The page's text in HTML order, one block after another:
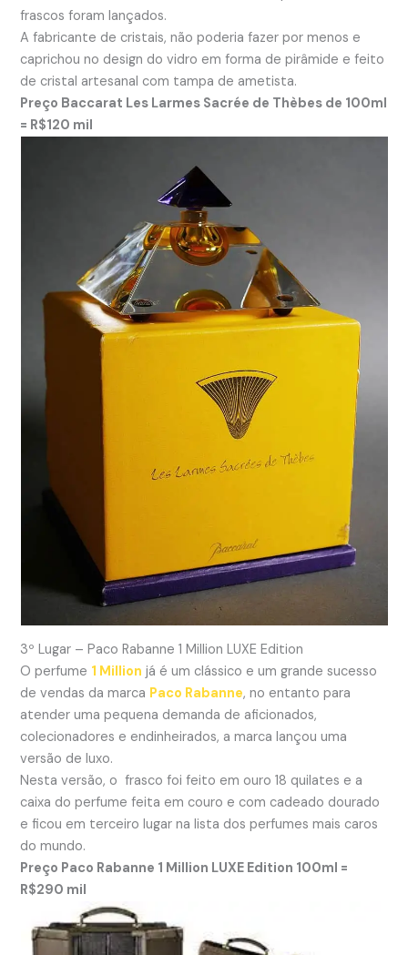
frascos foram lançados.
A fabricante de cristais, não poderia fazer por menos e
caprichou no design do vidro em forma de pirâmide e feito
de cristal artesanal com tampa de ametista.
Preço Baccarat Les Larmes Sacrée de Thèbes de 100ml
= R$120 mil
3º Lugar – Paco Rabanne 1 Million LUXE Edition
O perfume 1 Million já é um clássico e um grande sucesso
de vendas da marca Paco Rabanne, no entanto para
atender uma pequena demanda de aficionados,
colecionadores e endinheirados, a marca lançou uma
versão de luxo.
Nesta versão, o frasco foi feito em ouro 18 quilates e a
caixa do perfume feita em couro e com cadeado dourado
e ficou em terceiro lugar na lista dos perfumes mais caros
do mundo.
Preço Paco Rabanne 1 Million LUXE Edition 100ml =
R$290 mil